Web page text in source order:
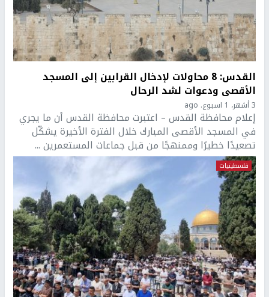
القدس: 8 محاولات لإدخال القرابين إلى المسجد
الأقصى ودعوات لشد الرحال
3 أشهر، 1 اسبوع. ago
إعلام محافظة القدس – اعتبرت محافظة القدس أن ما يجري
في المسجد الأقصى المبارك خلال الفترة الأخيرة يشكّل
تصعيدًا خطيرًا وممنهجًا من قبل جماعات المستعمرين ...
فلسطينيات